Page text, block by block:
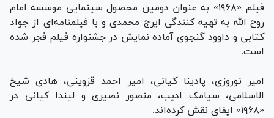
فیلم «۱۹۶۸» به عنوان دومین محصول سینمایی موسسه امام
روح الله به تهیه کنندگی ایرج محمدی و با فیلمنامه‌ای از جواد
کتابی و داوود گنجوی آماده نمایش در جشنواره فیلم فجر شده
است.
امیر نوروزی، پادینا کیانی، امیر احمد قزوینی، هادی شیخ
الاسلامی، سیامک ادیب، منصور نصیری و لیندا کیانی در
«۱۹۶۸» ایفای نقش کرده‌اند.